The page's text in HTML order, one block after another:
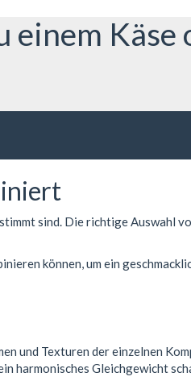
einem Käse
sind. Die richtige Auswahl
können, um ein
und Texturen der einzelnen
harmonisches Gleichgewicht